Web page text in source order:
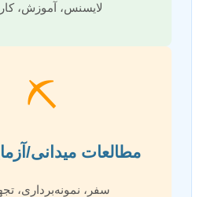
لایسنس، آموزش،
⛏️
مطالعات میدانی/
سفر، نمونه‌برداری،